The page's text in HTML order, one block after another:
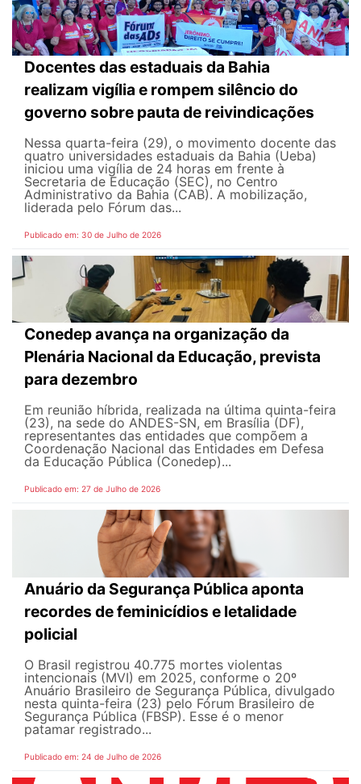
Docentes das estaduais da Bahia
realizam vigília e rompem silêncio do
governo sobre pauta de reivindicações
Nessa quarta-feira (29), o movimento docente das
quatro universidades estaduais da Bahia (Ueba)
iniciou uma vigília de 24 horas em frente à
Secretaria de Educação (SEC), no Centro
Administrativo da Bahia (CAB). A mobilização,
liderada pelo Fórum das...
Publicado em: 30 de Julho de 2026
Conedep avança na organização da
Plenária Nacional da Educação, prevista
para dezembro
Em reunião híbrida, realizada na última quinta-feira
(23), na sede do ANDES-SN, em Brasília (DF),
representantes das entidades que compõem a
Coordenação Nacional das Entidades em Defesa
da Educação Pública (Conedep)...
Publicado em: 27 de Julho de 2026
Anuário da Segurança Pública aponta
recordes de feminicídios e letalidade
policial
O Brasil registrou 40.775 mortes violentas
intencionais (MVI) em 2025, conforme o 20º
Anuário Brasileiro de Segurança Pública, divulgado
nesta quinta-feira (23) pelo Fórum Brasileiro de
Segurança Pública (FBSP). Esse é o menor
patamar registrado...
Publicado em: 24 de Julho de 2026